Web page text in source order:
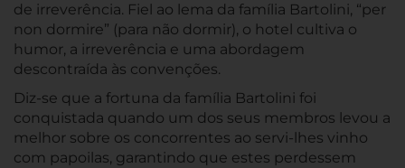
de irreverência. Fiel ao lema da família Bartolini, “per
non dormire” (para não dormir), o hotel cultiva o
humor, a irreverência e uma abordagem
descontraída às convenções.
Diz-se que a fortuna da família Bartolini foi
conquistada quando um dos seus membros levou a
melhor sobre os concorrentes ao servi-lhes vinho
com papoilas, garantindo que estes perdessem